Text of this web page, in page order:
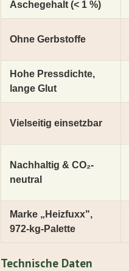
Aschegehalt (< 1 %)
Ohne Gerbstoffe
Hohe Pressdichte,
lange Glut
Vielseitig einsetzbar
Nachhaltig & CO₂-
neutral
Marke „Heizfuxx",
972-kg-Palette
Technische Daten